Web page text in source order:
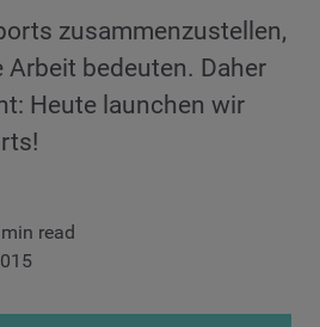
zusammenzustellen,
Arbeit bedeuten. Daher
Heute launchen wir
read